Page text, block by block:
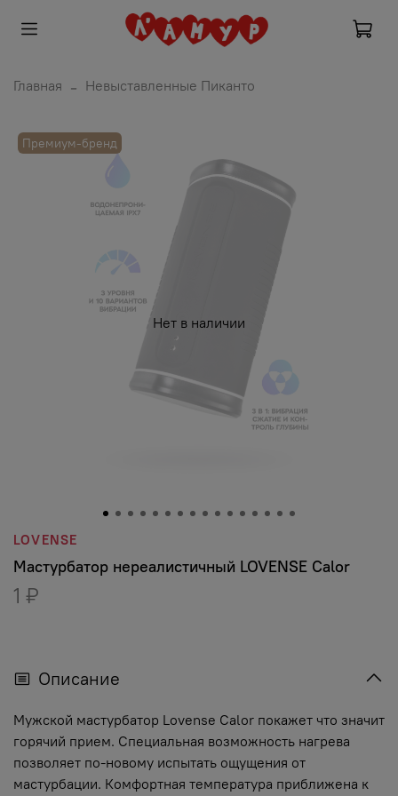
Главная Невыставленные Пиканто
Нет в наличии
Премиум-бренд
LOVENSE
Мастурбатор нереалистичный LOVENSE Calor
1 ₽
Описание
Мужской мастурбатор Lovense Calor покажет что значит
горячий прием. Специальная возможность нагрева
позволяет по-новому испытать ощущения от
мастурбации. Комфортная температура приближена к